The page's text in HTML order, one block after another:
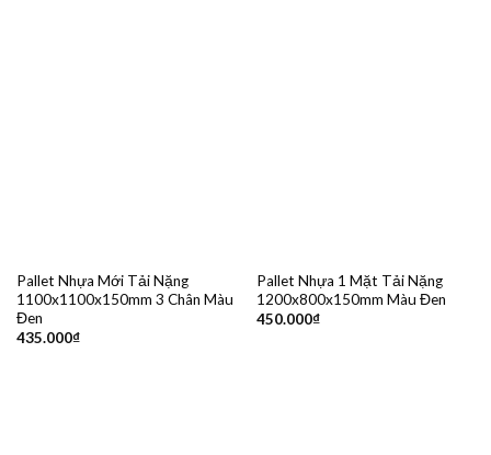
Pallet Nhựa Mới Tải Nặng
1100x1100x150mm 3 Chân Màu
Đen
435.000₫
Pallet Nhựa 1 Mặt Tải Nặng
1200x800x150mm Màu Đen
450.000₫